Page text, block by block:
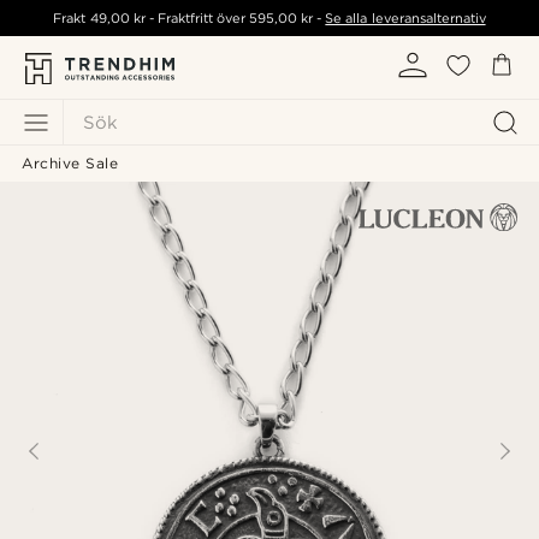
Sök
Frakt 49,00 kr- Fraktfritt över595,00 kr -Se alla leveransalternativ
Archive Sale